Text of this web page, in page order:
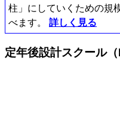
柱」にしていくための規
べます。 詳しく見る
定年後設計スクール（